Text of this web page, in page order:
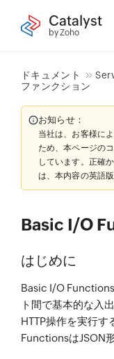
Catalyst
by Zoho
ドキュメント
ファンクション
お知らせ：
当社は、お客様に
ため、本ページの
しています。正確
は、本内容の英語
Basic I/O
はじめに
Basic I/O
ト間で基本的な入
HTTP操作を実行
FunctionsはJSON